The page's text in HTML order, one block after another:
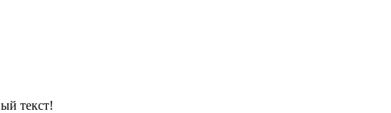
текст!